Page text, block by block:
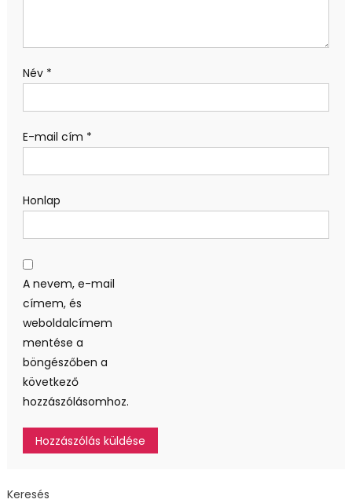
Név *
E-mail cím *
Honlap
A nevem, e-mail
címem, és
weboldalcímem
mentése a
böngészőben a
következő
hozzászólásomhoz.
Keresés